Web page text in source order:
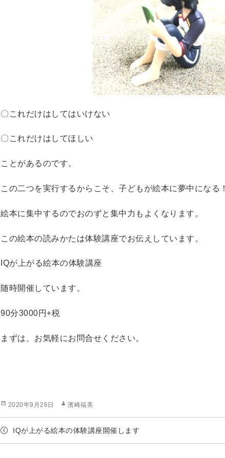
〇これだけはしてはいけない
〇これだけはしてほしい
ことがあるのです。
この二つを実行するからこそ、子どもが絵本に夢中になる
絵本に集中するのでおのずと集中力もよくなります。
この絵本の読みかたは体験講座でお伝えしています。
IQが上がる絵本の体験講座
随時開催しています。
90分3000円+税
まずは、お気軽にお問合せください。
投
2020年9月26日
作
濱崎福美
IQが上がる絵本の体験講座開催します